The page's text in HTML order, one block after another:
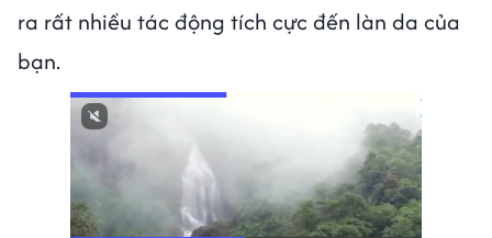
ra rất nhiều tác động tích cực đến làn da của
bạn.